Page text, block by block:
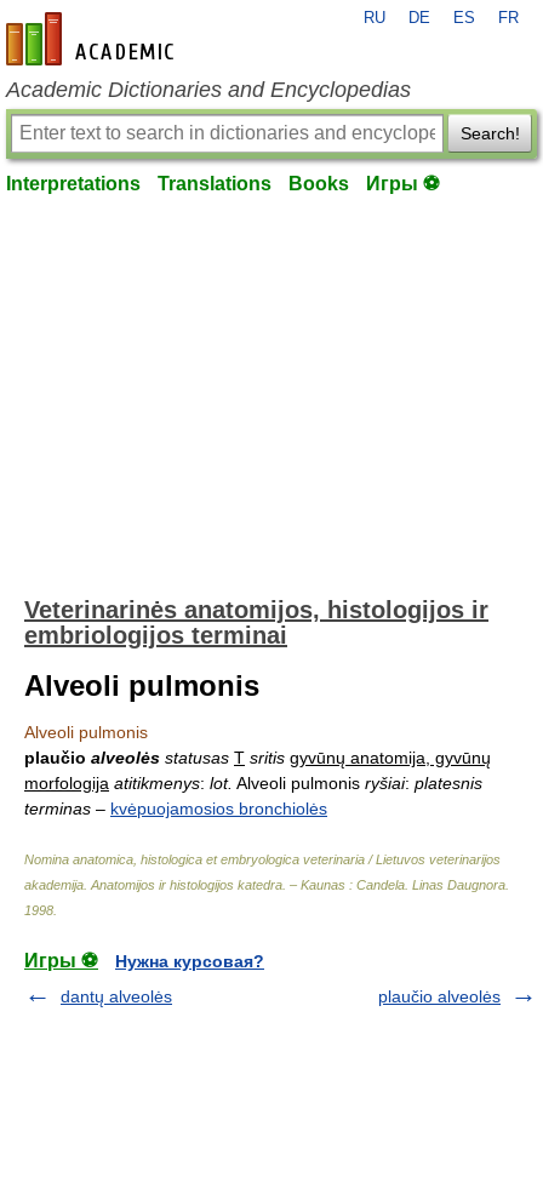
en-academic.com
RU DE ES FR
Academic Dictionaries and Encyclopedias
Search!
Interpretations Translations Books Игры ⚽
Veterinarinės anatomijos, histologijos ir
embriologijos terminai
Alveoli pulmonis
Alveoli pulmonis
plaučio alveolės statusas T sritis gyvūnų anatomija, gyvūnų
morfologija atitikmenys: lot. Alveoli pulmonis ryšiai: platesnis
terminas – kvėpuojamosios bronchiolės
Nomina anatomica, histologica et embryologica veterinaria / Lietuvos veterinarijos
akademija. Anatomijos ir histologijos katedra. – Kaunas : Candela Linas Daugnora
1998
Игры ⚽
Нужна курсовая?
dantų alveolės
plaučio alveolės